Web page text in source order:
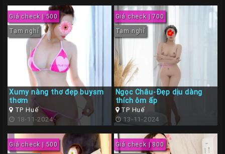
Giá check | 500
Tạm nghỉ
Xumy nàng thơ đẹp buysm
thơm
TP Huế
18-11-2024
Giá check | 700
Tạm nghỉ
Ngọc Châu-Đẹp dịu dàng
thích ôm ấp
TP Huế
13-11-2024
Giá check | 500
Giá check | 800